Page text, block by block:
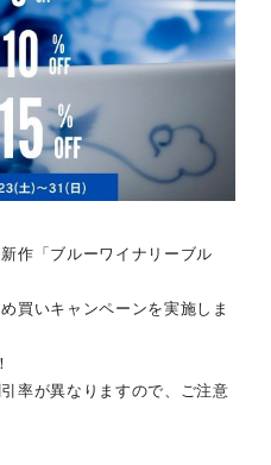
作「ブルーワイナリーブル
買いキャンペーンを実施しま
率が異なりますので、ご注意